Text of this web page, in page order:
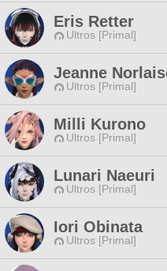
Eris Retter
Ultros [Primal]
Jeanne
Ultros [Primal]
Milli Kurono
Ultros [Primal]
Lunari Naeuri
Ultros [Primal]
Iori Obinata
Ultros [Primal]